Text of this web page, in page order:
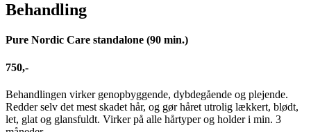
Behandling
Pure Nordic Care standalone (90 min.)
750,-
Behandlingen virker genopbyggende, dybdegående og plejende.
Redder selv det mest skadet hår, og gør håret utrolig lækkert, blødt,
let, glat og glansfuldt. Virker på alle hårtyper og holder i min. 3